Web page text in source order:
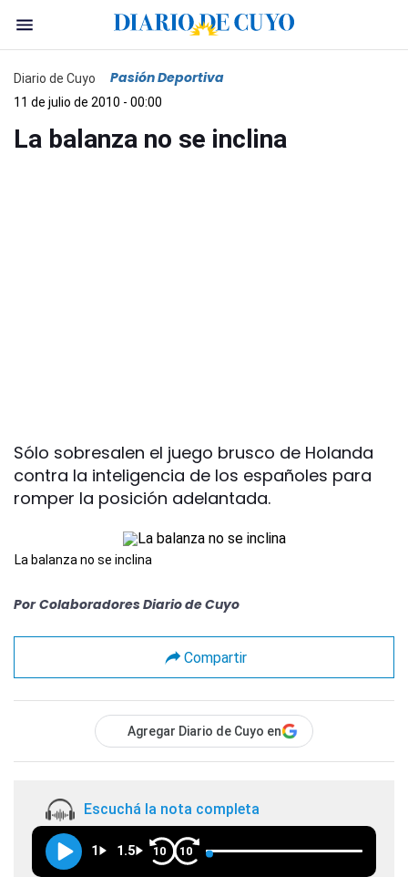
Diario de Cuyo Pasión Deportiva
11 de julio de 2010 - 00:00
La balanza no se inclina
Sólo sobresalen el juego brusco de Holanda
contra la inteligencia de los españoles para
romper la posición adelantada.
La balanza no se inclina
Por Colaboradores Diario de Cuyo
Compartir
Agregar Diario de Cuyo en
Escuchá la nota completa
1 1.5 10 10